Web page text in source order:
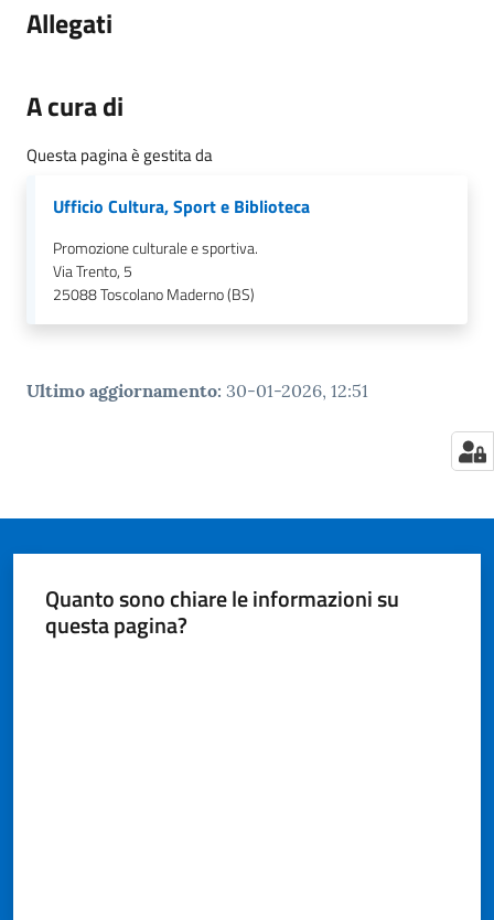
Seguici
su
Allegati
A cura di
Questa pagina è gestita da
Ufficio Cultura, Sport e Biblioteca
Promozione culturale e sportiva.
Via Trento, 5
25088Toscolano Maderno (BS)
Ultimo aggiornamento: 30-01-2026, 12:51
Quanto sono chiare le informazioni su
questa pagina?